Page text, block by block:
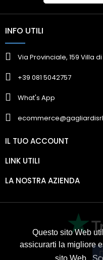
Questo sito Web
assicurarti la migliore
INFO UTILI
Via Provinciale, 159 Villa
+39 081 5042757
What's App
IL TUO ACCOUNT
LINK UTILI
LA NOSTRA AZIENDA